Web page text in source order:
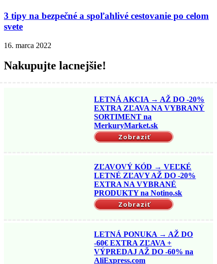
3 tipy na bezpečné a spoľahlivé cestovanie po celom
svete
16. marca 2022
Nakupujte lacnejšie!
LETNÁ AKCIA → AŽ DO -20%
EXTRA ZĽAVA NA VYBRANÝ
SORTIMENT na
MerkuryMarket.sk
Zobraziť
ZĽAVOVÝ KÓD → VEĽKÉ
LETNÉ ZĽAVY AŽ DO -20%
EXTRA NA VYBRANÉ
PRODUKTY na Notino.sk
Zobraziť
LETNÁ PONUKA → AŽ DO
-60€ EXTRA ZĽAVA +
VÝPREDAJ AŽ DO -60% na
AliExpress.com